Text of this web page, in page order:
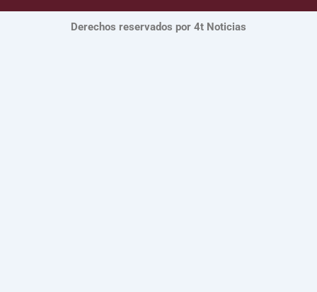
Derechos reservados por 4t Noticias